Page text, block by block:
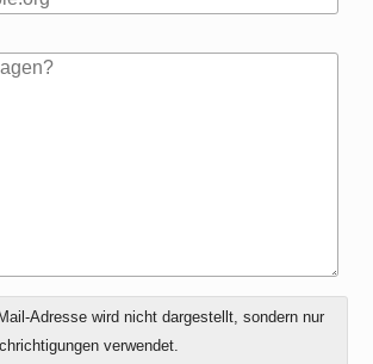
Adresse wird nicht dargestellt, sondern nur
verwendet.